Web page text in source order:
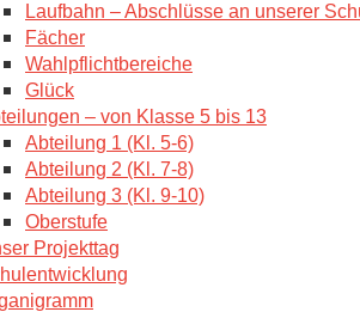
Laufbahn – Abschlüsse an unserer
Fächer
Wahlpflichtbereiche
Glück
– von Klasse 5 bis 13
Abteilung 1 (Kl. 5-6)
Abteilung 2 (Kl. 7-8)
Abteilung 3 (Kl. 9-10)
Oberstufe
Projekttag